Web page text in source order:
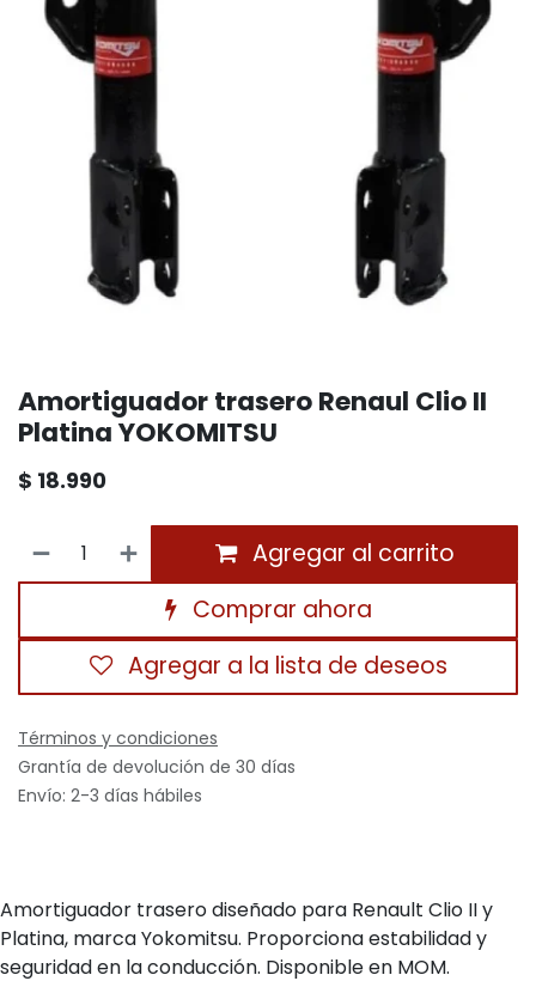
Amortiguador trasero Renaul Clio II
Platina YOKOMITSU
$ 18.990
Agregar al carrito
Comprar ahora
Agregar a la lista de deseos
Términos y condiciones
Grantía de devolución de 30 días
Envío: 2-3 días hábiles
Amortiguador trasero diseñado para Renault Clio II y
Platina, marca Yokomitsu. Proporciona estabilidad y
seguridad en la conducción. Disponible en MOM.